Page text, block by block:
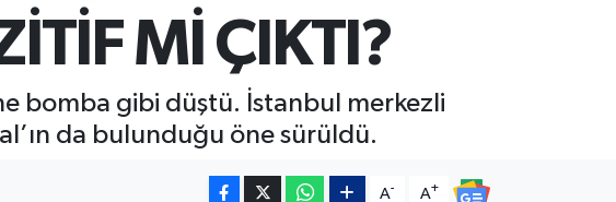
Mİ ÇIKTI?
bomba gibi düştü. İstanbul merkezli
da bulunduğu öne sürüldü.
A- A+